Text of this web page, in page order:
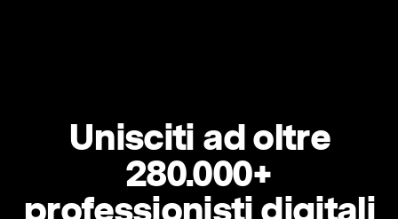
Unisciti ad oltre
280.000+
professionisti digitali